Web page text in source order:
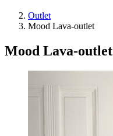
Outlet
Mood Lava-outlet
Mood Lava-outlet